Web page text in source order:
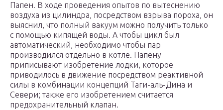
Папен. В ходе проведения опытов по вытеснению
воздуха из цилиндра, посредством взрыва пороха, он
выяснил, что полный вакуум можно получить только
с помощью кипящей воды. А чтобы цикл был
автоматический, необходимо чтобы пар
производился отдельно в котле. Папену
приписывают изобретение лодки, которое
приводилось в движение посредством реактивной
силы в комбинации концепций Таги-аль-Дина и
Севери; также его изобретением считается
предохранительный клапан.